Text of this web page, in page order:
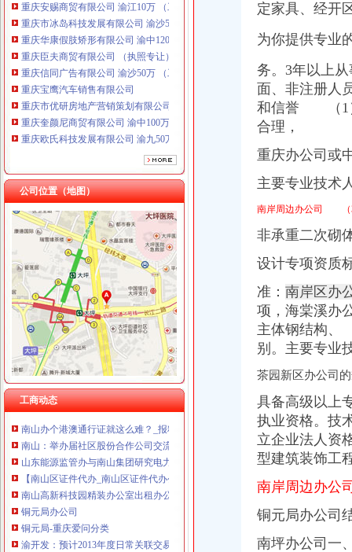
重庆市冰岛科技发展有限公司 渝沙50万 （进出口权）
重庆华康假肢矫形有限公司 渝中120万 （增资）
重庆臣夫商贸有限公司 （执照专让）
重庆信同广告有限公司 渝沙50万 （工商注册）
重庆宝鹰汽车销售有限公司
重庆市优研房地产营销策划有限公司
重庆奎颜尼商贸有限公司 渝中100万 （工商注册）
重庆欧氏科技发展有限公司 渝九50万 （进出口权）
重庆金品科技有限公司 渝南100万 （进出口权）
重庆斯苔登托生物科技有限公司 渝南10万 （工商注册）
重庆安赐商贸有限公司 渝江10万 （工商注册）
重庆市冰岛科技发展有限公司 渝沙50万 （进出口权）
重庆华康假肢矫形有限公司 渝中120万 （增资）
公司位置（地图）
工商动态
海棠溪
海棠晓月周边驾校推荐,海棠溪学车多少钱南坪驾校
海棠溪立交公交查询_海棠溪立交公交线路_海棠溪立交地图
海棠溪附近酒店_海棠溪附近宾馆_海棠溪附近住宿_艺龙
风万种海棠溪-过眼云烟---搜狐博客
重庆南岸区南坪四公司海棠溪便民寄存分部-韵达快递网点
南山办公司
南山办个港澳通行证就这么难？_报料_民声汇_奥一报料_南都报系综合
南山：举办届社区股份合作公司交流活动_深圳明镜网
山东能源监管办与南山集团研究电力生产经营工作-北星输配电网
【南山区证件代办_南山区证件代办公司_南山区代办企业证件】-58到
南山高新科技园精装办公室出租办公配套齐全拎包办公非中介
铜元局办公司
铜元局-重庆爱问分类
渝开发：预计2013年度日常关联交易_股票频道_同花顺财经
【重庆铜元局采购招聘网_采购招聘信息】-重庆智联招聘
定家具、经开
为你提供专业
务。3年以上
面、非注册人
和信誉 （1
合理，
重庆办公司或
主要专业技术
南岸周边办公司 （3
非承重二次砌
设计专项资质
准： 南岸区办
项， 海棠溪办
主体钢结构
别。主要专业
茶园新区办公司
具备高级以上
执业资格。
立企业法人资
型建筑装饰工
南岸周边办公
铜元局办公司
南坪办公司一